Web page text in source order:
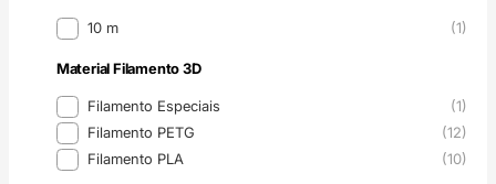
Comprimento
10 m (1)
Material Filamento 3D
Material Filamento 3D
Filamento Especiais
(1)
Filamento PETG
(12)
Filamento PLA
(10)